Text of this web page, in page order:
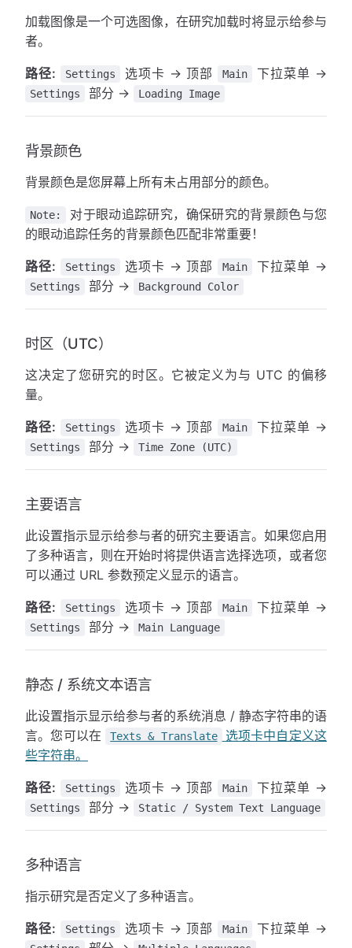
加载图像是一个可选图像，在研究加载时将显示给参与
者。
路径: Settings 选项卡 → 顶部 Main 下拉菜单 →
Settings 部分 → Loading Image
背景颜色
背景颜色是您屏幕上所有未占用部分的颜色。
Note:
对于眼动追踪研究，确保研究的背景颜色与您
的眼动追踪任务的背景颜色匹配非常重要！
路径: Settings 选项卡 → 顶部 Main 下拉菜单 →
Settings 部分 → Background Color
时区（UTC）
这决定了您研究的时区。它被定义为与 UTC 的偏移
量。
路径: Settings 选项卡 → 顶部 Main 下拉菜单 →
Settings 部分 → Time Zone (UTC)
主要语言
此设置指示显示给参与者的研究主要语言。如果您启用
了多种语言，则在开始时将提供语言选择选项，或者您
可以通过 URL 参数预定义显示的语言。
路径: Settings 选项卡 → 顶部 Main 下拉菜单 →
Settings 部分 → Main Language
静态 / 系统文本语言
此设置指示显示给参与者的系统消息 / 静态字符串的语
言。您可以在
Texts & Translate
选项卡中自定义这
些字符串。
路径: Settings 选项卡 → 顶部 Main 下拉菜单 →
Settings 部分 → Static / System Text Language
多种语言
指示研究是否定义了多种语言。
路径: Settings 选项卡 → 顶部 Main 下拉菜单 →